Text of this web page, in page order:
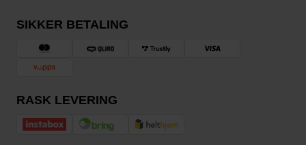
SIKKER BETALING
RASK LEVERING